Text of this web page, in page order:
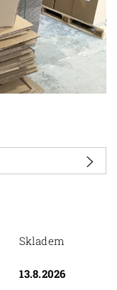
Skladem
13.8.2026